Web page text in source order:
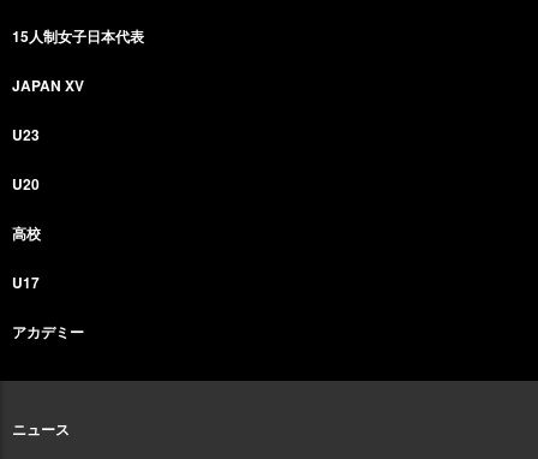
15人制女子日本代表
JAPAN XV
U23
U20
高校
U17
アカデミー
ニュース